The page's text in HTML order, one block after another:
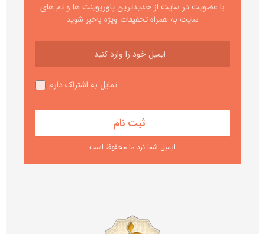
با عضویت در سایت از جدیدترین پاورپوینت ها و تم های
سایت به همراه تخفیفات ویژه باخبر شوید
تمایل به اشتراک دارم
ایمیل شما نزد ما محفوظ است